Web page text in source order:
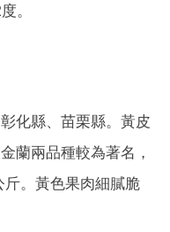
。
化縣、苗栗縣。黃皮
蘭兩品種較為著名，
。黃色果肉細膩脆